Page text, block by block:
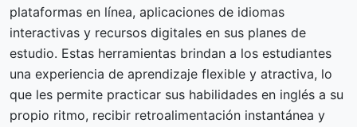
plataformas en línea, aplicaciones de idiomas
interactivas y recursos digitales en sus planes de
estudio. Estas herramientas brindan a los estudiantes
una experiencia de aprendizaje flexible y atractiva, lo
que les permite practicar sus habilidades en inglés a su
propio ritmo, recibir retroalimentación instantánea y